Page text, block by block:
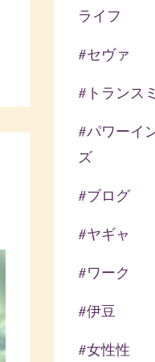
ライフ
#セヴァ
#トランス
#パワーイ
ズ
#ブログ
#ヤギャ
#ワーク
#伊豆
#女性性